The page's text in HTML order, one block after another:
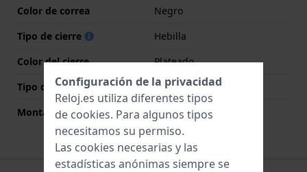
Color de correa
Negro
Tipo de cierre
Hebilla
Color del cierre
Plateado
Tipo de montaje
Pasadores de resorte
Montaje Recto
No
Configuración de la privacidad
Reloj.es utiliza diferentes tipos
de cookies. Para algunos tipos
necesitamos su permiso.
Las cookies necesarias y las
estadísticas anónimas siempre se